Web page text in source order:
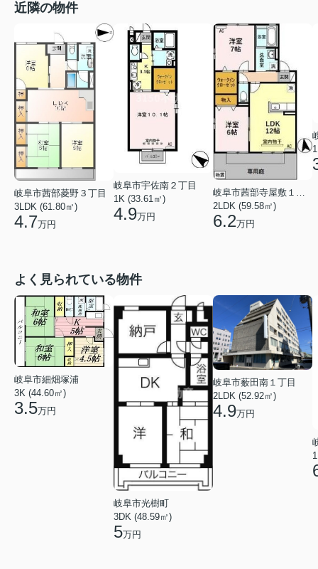
近隣の物件
岐阜市茜部菱野３丁目
3LDK (61.80㎡)
4.7万円
岐阜市宇佐南２丁目
1K (33.61㎡)
4.9万円
岐阜市茜部寺屋敷１丁目
2LDK (59.58㎡)
6.2万円
よく見られている物件
岐阜市細畑塚浦
3K (44.60㎡)
3.5万円
岐阜市光樹町
3DK (48.59㎡)
5万円
岐阜市薮田南１丁目
2LDK (52.92㎡)
4.9万円